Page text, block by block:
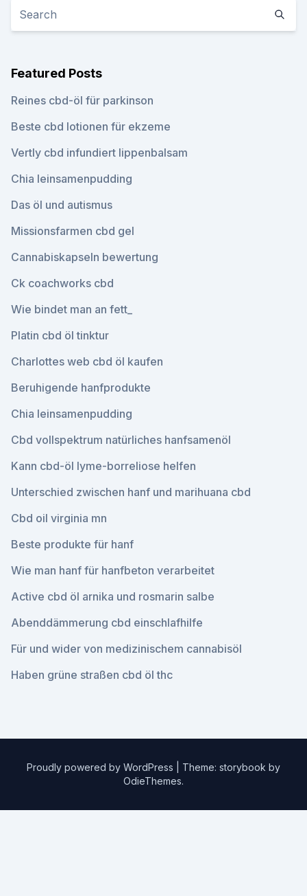
Featured Posts
Reines cbd-öl für parkinson
Beste cbd lotionen für ekzeme
Vertly cbd infundiert lippenbalsam
Chia leinsamenpudding
Das öl und autismus
Missionsfarmen cbd gel
Cannabiskapseln bewertung
Ck coachworks cbd
Wie bindet man an fett_
Platin cbd öl tinktur
Charlottes web cbd öl kaufen
Beruhigende hanfprodukte
Chia leinsamenpudding
Cbd vollspektrum natürliches hanfsamenöl
Kann cbd-öl lyme-borreliose helfen
Unterschied zwischen hanf und marihuana cbd
Cbd oil virginia mn
Beste produkte für hanf
Wie man hanf für hanfbeton verarbeitet
Active cbd öl arnika und rosmarin salbe
Abenddämmerung cbd einschlafhilfe
Für und wider von medizinischem cannabisöl
Haben grüne straßen cbd öl thc
Proudly powered by WordPress
Theme: storybook by
OdieThemes.